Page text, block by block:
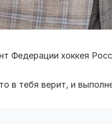
Федерации хоккея
в тебя верит, и